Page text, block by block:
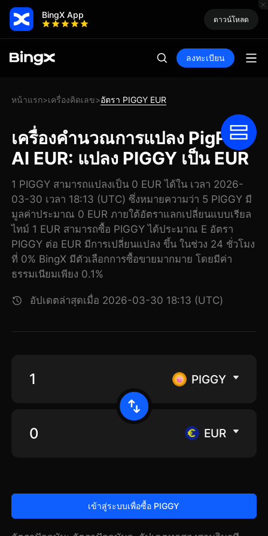
BingX App ดาวน์โหลด
ลงทะเบียน
หน้าแรก>เครื่องคิดเลข>อัตรา PIGGY EUR
เครื่องคำนวณการแปลง PigPad
AI EUR: แปลง PIGGY เป็น EUR
1 PIGGY สามารถแปลงเป็น 0 EUR ได้ใน เวลา 2026-
03-30 เวลา 18:13 (UTC) ซึ่งหมายความว่า 5 PIGGY มี
มูลค่าประมาณ 0 EUR ภายใต้อัตราแลกเปลี่ยนแบบเรียล
ไทม์ 1 EUR สามารถซื้อ PIGGY ได้ประมาณ E อัตรา
PIGGY ต่อ EUR มีการเปลี่ยนแปลง ขึ้น ในช่วง 24 ชั่วโมง
ที่ 0% BingX มีตัวเลือกการซื้อขายมากมาย โดยมีค่า
ธรรมเนียมเพียง 0.1%
อัปเดตล่าสุดเมื่อ 2026-03-30 18:13 (UTC)
PIGGY
EUR
เข้าสู่ระบบเพื่อซื้อ PIGGY